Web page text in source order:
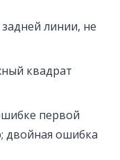
линии, не
квадрат
первой
двойная ошибка